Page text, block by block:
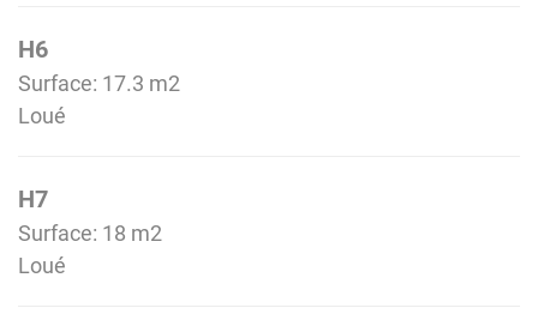
H6
Surface: 17.3 m2
Loué
H7
Surface: 18 m2
Loué